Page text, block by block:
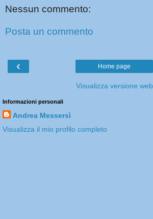
Nessun commento:
Posta un commento
‹ Home page
Visualizza versione web
Informazioni personali
Andrea Messersì
Visualizza il mio profilo completo